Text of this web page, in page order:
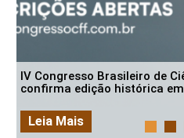
IV Congresso Brasileiro de
confirma edição histórica
Leia Mais